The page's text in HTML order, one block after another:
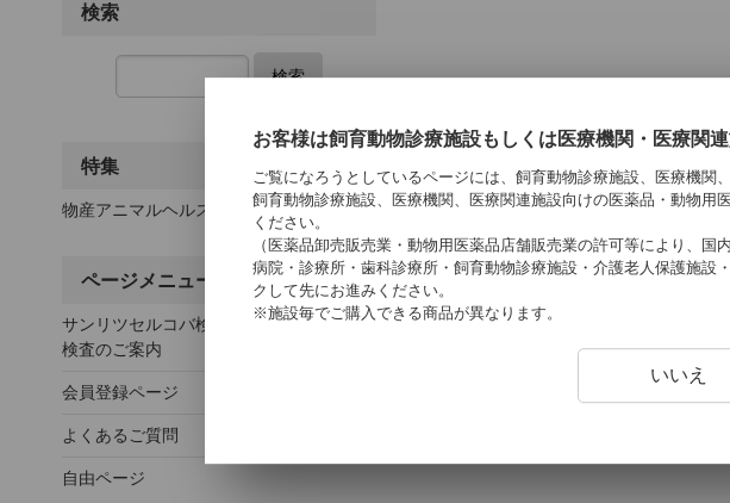
検索
検索
特集
物産アニマルヘルス
ページメニュー
サンリツセルコバ検査センター 動物臨床
検査のご案内
会員登録ページ
よくあるご質問
自由ページ
お客様は飼育動物診療施設もしくは医療機関・医療関
ご覧になろうとしているページには、飼育動物診療施設、医療機関
飼育動物診療施設、医療機関、医療関連施設向けの医薬品・動物
ください。
（医薬品卸売販売業・動物用医薬品店舗販売業の許可等により、
病院・診療所・歯科診療所・飼育動物診療施設・介護老人保護施
クして先にお進みください。
※施設毎でご購入できる商品が異なります。
いいえ